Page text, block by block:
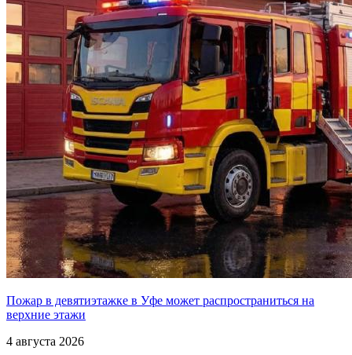
Пожар в девятиэтажке в Уфе может распространиться на
верхние этажи
4 августа 2026